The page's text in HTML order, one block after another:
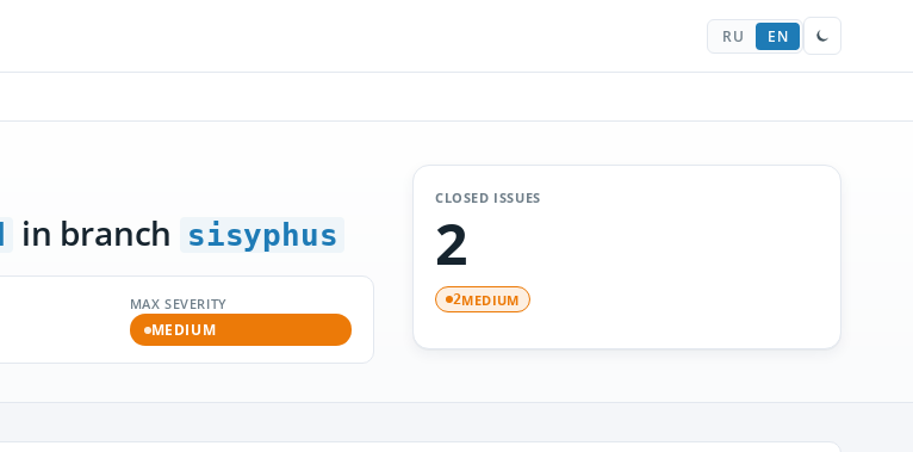
RU EN
in branch sisyphus
MAX SEVERITY
MEDIUM
CLOSED ISSUES
2
2MEDIUM